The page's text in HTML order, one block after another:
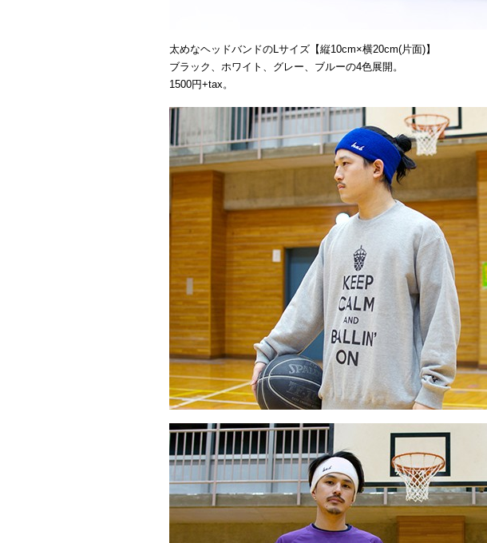
太めなヘッドバンドのLサイズ【縦10cm×横20cm(片面)】
ブラック、ホワイト、グレー、ブルーの4色展開。
1500円+tax。